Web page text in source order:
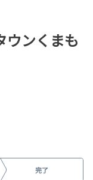
ンくまも
完了